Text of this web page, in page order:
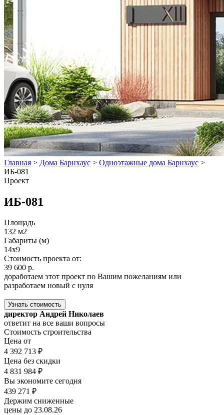
Главная > Дома Барнхаус > Одноэтажные дома Барнхаус >
ИБ-081
Проект
ИБ-081
Площадь
132 м2
Габариты (м)
14x9
Стоимость проекта от:
39 600 р.
доработаем этот проект по Вашим пожеланиям или
разработаем новый с нуля
Узнать стоимость
директор Андрей Николаев
ответит на все ваши вопросы
Стоимость строительства
Цена от
4 392 713 ₽
Цена без скидки
4 831 984 ₽
Вы экономите сегодня
439 271 ₽
Держим сниженные
цены до 23.08.26